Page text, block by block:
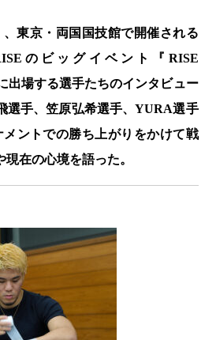
、東京・両国国技館で開催される
のビッグイベント『RISE
出場する選手たちのインタビュー
選手、笠原弘希選手、YURA選手
ントでの勝ち上がりをかけて戦
在の心境を語った。